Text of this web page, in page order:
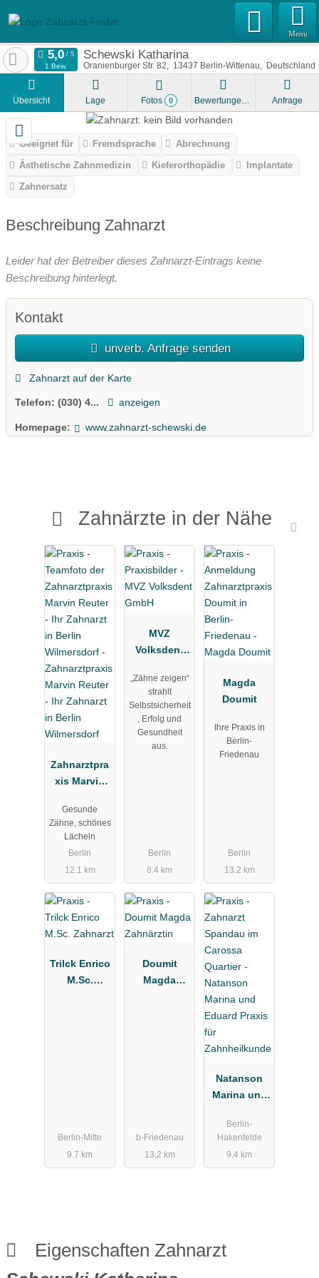
Menu
Schewski Katharina
Oranienburger Str. 82 13437 Berlin-Wittenau Deutschland
1 Bew.
Übersicht Lage Fotos 0 Bewertungen Anfrage
Geeignet für Fremdsprache
Abrechnung
Ästhetische Zahnmedizin
Kieferorthopädie
Implantate
Zahnersatz
Beschreibung Zahnarzt
Leider hat der Betreiber dieses Zahnarzt-Eintrags keine
Beschreibung hinterlegt.
Kontakt
unverb. Anfrage senden
Zahnarzt auf der Karte
Telefon: (030) 4... anzeigen
Homepage: www.zahnarzt-schewski.de
Zahnärzte in der Nähe
Zahnarztpra
xis Marvin
Zahnarzt in
Berlin
Gesunde
Zähne, schönes
Lächeln
Berlin
12.1 km
MVZ
Volksdent
„Zähne zeigen“
strahlt
Selbstsicherheit
, Erfolg und
Gesundheit
aus.
Berlin
8.4 km
Magda
Doumit
Ihre Praxis in
Berlin-
Friedenau
Berlin
13.2 km
Trilck Enrico
M.Sc.
Berlin-Mitte
9.7 km
Doumit
Magda
b-Friedenau
13.2 km
Natanson
Marina und
Praxis für
Zahnheilkun
de
Berlin-
Hakenfelde
9.4 km
Eigenschaften Zahnarzt